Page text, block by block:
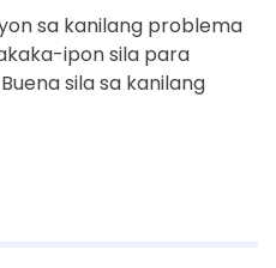
sa kanilang problema
ipon sila para
sila sa kanilang